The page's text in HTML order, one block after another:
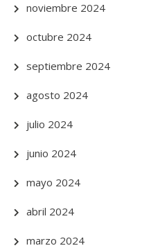
noviembre 2024
octubre 2024
septiembre 2024
agosto 2024
julio 2024
junio 2024
mayo 2024
abril 2024
marzo 2024